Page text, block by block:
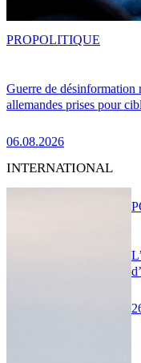
Guerre de désinformation
allemandes prises pour
06.08.2026
PROPOLITIQUE
INTERNATIONAL